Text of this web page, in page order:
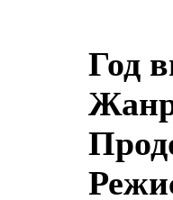
Год